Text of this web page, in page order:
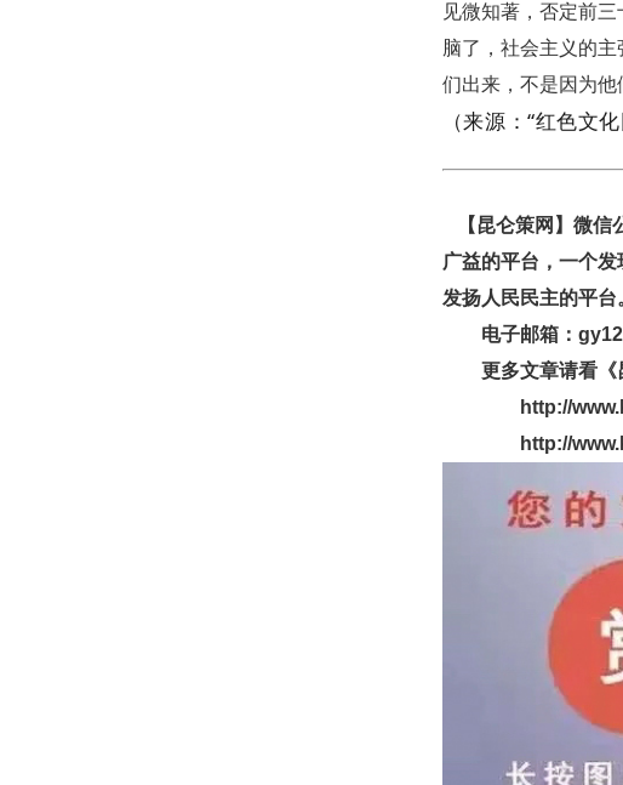
见微知著，否定前
脑了，社会主义的
们出来，不是因为他
（来源：“红色文
【昆仑策网】微信
广益的平台，一个
发扬人民民主的平台
电子邮箱：
更多文章请看《
http://
http://